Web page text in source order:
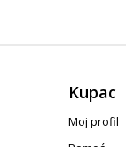
Kupac
Moj profil